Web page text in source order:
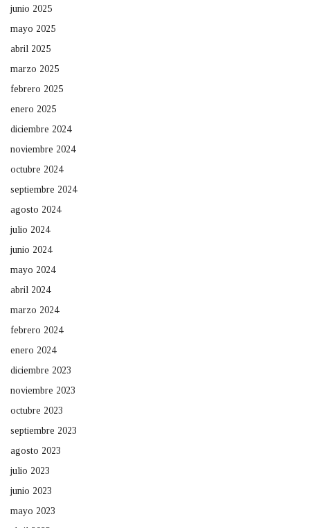
junio 2025
mayo 2025
abril 2025
marzo 2025
febrero 2025
enero 2025
diciembre 2024
noviembre 2024
octubre 2024
septiembre 2024
agosto 2024
julio 2024
junio 2024
mayo 2024
abril 2024
marzo 2024
febrero 2024
enero 2024
diciembre 2023
noviembre 2023
octubre 2023
septiembre 2023
agosto 2023
julio 2023
junio 2023
mayo 2023